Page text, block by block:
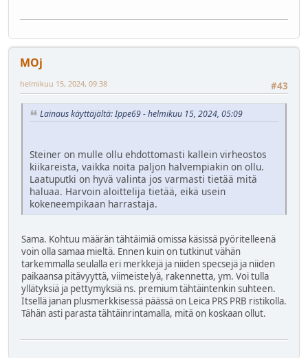
MOj
#43
helmikuu 15, 2024, 09:38
Lainaus käyttäjältä: Ippe69 - helmikuu 15, 2024, 05:09
Steiner on mulle ollu ehdottomasti kallein virheostos
kiikareista, vaikka noita paljon halvempiakin on ollu.
Laatuputki on hyvä valinta jos varmasti tietää mitä
haluaa. Harvoin aloittelija tietää, eikä usein
kokeneempikaan harrastaja.
Sama. Kohtuu määrän tähtäimiä omissa käsissä pyöritelleenä
voin olla samaa mieltä. Ennen kuin on tutkinut vähän
tarkemmalla seulalla eri merkkejä ja niiden specsejä ja niiden
paikaansa pitävyyttä, viimeistelyä, rakennetta, ym. Voi tulla
yllätyksiä ja pettymyksiä ns. premium tähtäintenkin suhteen.
Itsellä janan plusmerkkisessä päässä on Leica PRS PRB ristikolla.
Tähän asti parasta tähtäinrintamalla, mitä on koskaan ollut.